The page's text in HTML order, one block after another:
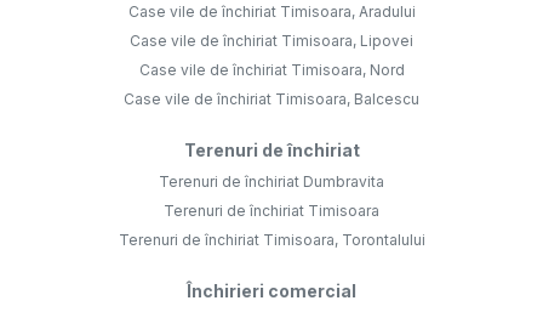
Case vile de închiriat Timisoara, Aradului
Case vile de închiriat Timisoara, Lipovei
Case vile de închiriat Timisoara, Nord
Case vile de închiriat Timisoara, Balcescu
Terenuri de închiriat
Terenuri de închiriat Dumbravita
Terenuri de închiriat Timisoara
Terenuri de închiriat Timisoara, Torontalului
Închirieri comercial